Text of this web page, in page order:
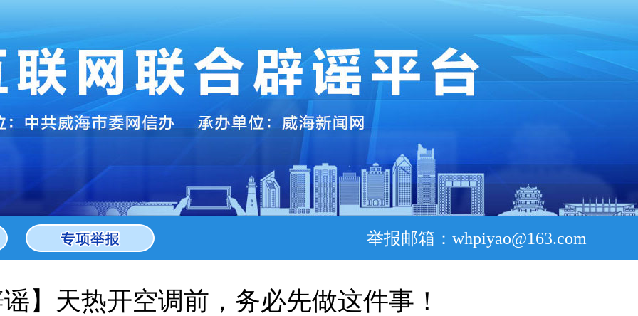
举报邮箱：whpiyao@163.com
】天热开空调前，务必先做这件事！